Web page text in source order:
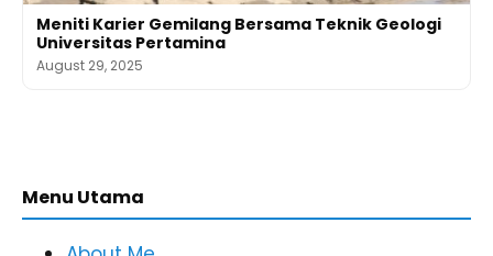
Meniti Karier Gemilang Bersama Teknik Geologi
Universitas Pertamina
August 29, 2025
Menu Utama